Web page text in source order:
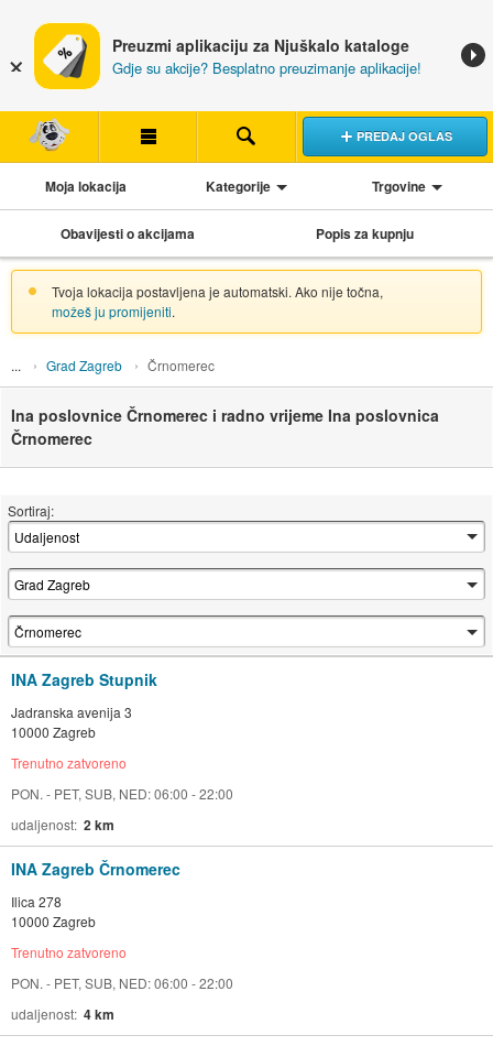
Preuzmi aplikaciju za Njuškalo kataloge
Gdje su akcije? Besplatno preuzimanje aplikacije!
PREDAJ OGLAS
Moja lokacija Kategorije Trgovine
Obavijesti o akcijama Popis za kupnju
Tvoja lokacija postavljena je automatski. Ako nije točna,
možeš ju promijeniti.
Grad Zagreb Črnomerec
Ina poslovnice Črnomerec i radno vrijeme Ina poslovnica
Črnomerec
Sortiraj:
INA Zagreb Stupnik
Jadranska avenija 3
10000 Zagreb
Trenutno zatvoreno
PON. - PET, SUB, NED: 06:00 - 22:00
udaljenost 2 km
INA Zagreb Črnomerec
Ilica 278
10000 Zagreb
Trenutno zatvoreno
PON. - PET, SUB, NED: 06:00 - 22:00
udaljenost 4 km